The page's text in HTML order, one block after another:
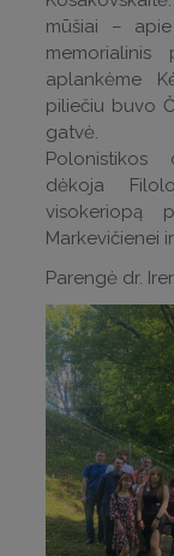
mūšiai –
memorialinis
aplankėme
piliečiu buvo
gatvė.
Polonistikos
dėkoja
visokeriopą
Markevičienei
Parengė dr.